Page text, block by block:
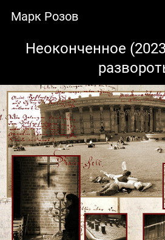
Марк Розов
Неоконченное